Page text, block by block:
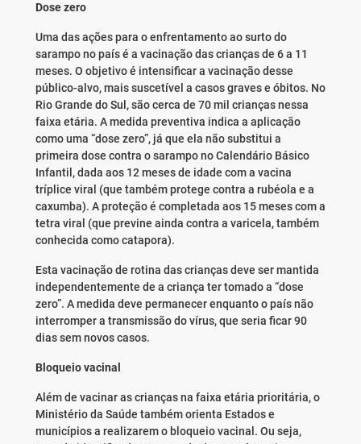
Dose zero
Uma das ações para o enfrentamento ao surto do
sarampo no país é a vacinação das crianças de 6 a 11
meses. O objetivo é intensificar a vacinação desse
público-alvo, mais suscetível a casos graves e óbitos. No
Rio Grande do Sul, são cerca de 70 mil crianças nessa
faixa etária. A medida preventiva indica a aplicação
como uma “dose zero”, já que ela não substitui a
primeira dose contra o sarampo no Calendário Básico
Infantil, dada aos 12 meses de idade com a vacina
tríplice viral (que também protege contra a rubéola e a
caxumba). A proteção é completada aos 15 meses com a
tetra viral (que previne ainda contra a varicela, também
conhecida como catapora).
Esta vacinação de rotina das crianças deve ser mantida
independentemente de a criança ter tomado a “dose
zero”. A medida deve permanecer enquanto o país não
interromper a transmissão do vírus, que seria ficar 90
dias sem novos casos.
Bloqueio vacinal
Além de vacinar as crianças na faixa etária prioritária, o
Ministério da Saúde também orienta Estados e
municípios a realizarem o bloqueio vacinal. Ou seja,